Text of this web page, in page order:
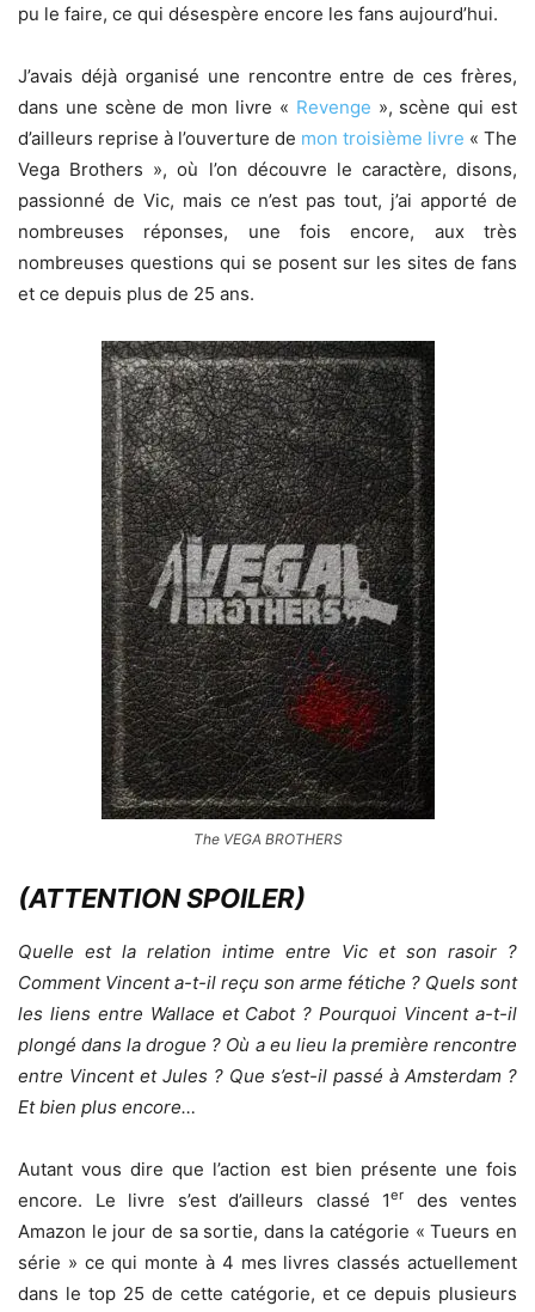
pu le faire, ce qui désespère encore les fans aujourd’hui.
J’avais déjà organisé une rencontre entre de ces frères,
dans une scène de mon livre « Revenge », scène qui est
d’ailleurs reprise à l’ouverture de mon troisième livre « The
Vega Brothers », où l’on découvre le caractère, disons,
passionné de Vic, mais ce n’est pas tout, j’ai apporté de
nombreuses réponses, une fois encore, aux très
nombreuses questions qui se posent sur les sites de fans
et ce depuis plus de 25 ans.
The VEGA BROTHERS
(ATTENTION SPOILER)
Quelle est la relation intime entre Vic et son rasoir ?
Comment Vincent a-t-il reçu son arme fétiche ? Quels sont
les liens entre Wallace et Cabot ? Pourquoi Vincent a-t-il
plongé dans la drogue ? Où a eu lieu la première rencontre
entre Vincent et Jules ? Que s’est-il passé à Amsterdam ?
Et bien plus encore…
Autant vous dire que l’action est bien présente une fois
encore. Le livre s’est d’ailleurs classé 1er
des ventes
Amazon le jour de sa sortie, dans la catégorie « Tueurs en
série » ce qui monte à 4 mes livres classés actuellement
dans le top 25 de cette catégorie, et ce depuis plusieurs